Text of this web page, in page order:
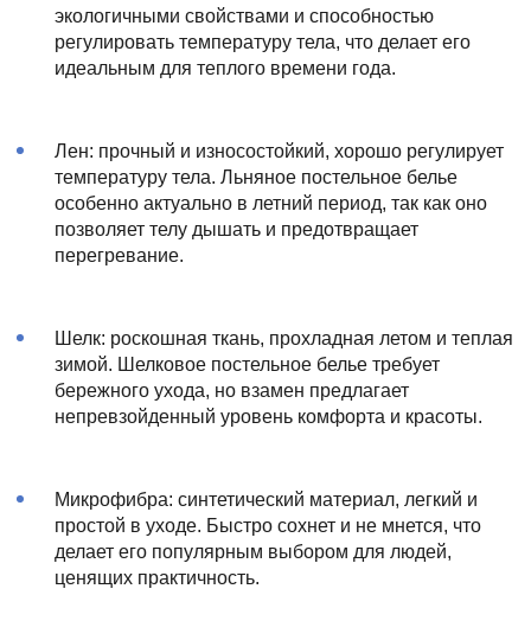
экологичными свойствами и способностью
регулировать температуру тела, что делает его
идеальным для теплого времени года.
Лен: прочный и износостойкий, хорошо регулирует
температуру тела. Льняное постельное белье
особенно актуально в летний период, так как оно
позволяет телу дышать и предотвращает
перегревание.
Шелк: роскошная ткань, прохладная летом и теплая
зимой. Шелковое постельное белье требует
бережного ухода, но взамен предлагает
непревзойденный уровень комфорта и красоты.
Микрофибра: синтетический материал, легкий и
простой в уходе. Быстро сохнет и не мнется, что
делает его популярным выбором для людей,
ценящих практичность.